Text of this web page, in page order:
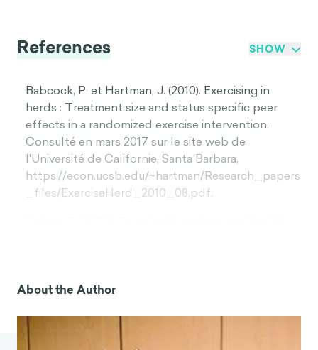
References SHOW
Babcock, P. et Hartman, J. (2010). Exercising in
herds : Treatment size and status specific peer
effects in a randomized exercise intervention.
Consulté en mars 2017 sur le site web de
l'Université de Californie, Santa Barbara,
https://econ.ucsb.edu/~hartman/Research_papers
_files/ExerciseHerd_2010_08.pdf.
Kelly, D. R. (2007). Grit : Persévérance et passion
Personality and Social Psychology, 92(6), 1087-1101.
Groot, B. et Sanders, M. (2017, 24 mars). La
About the Author